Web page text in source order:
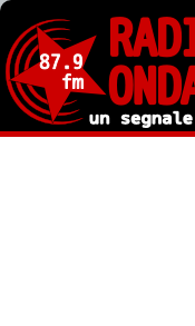
Salta
contenuto
principale